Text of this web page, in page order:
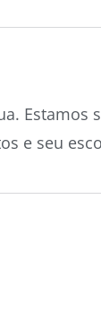
. Estamos
e seu